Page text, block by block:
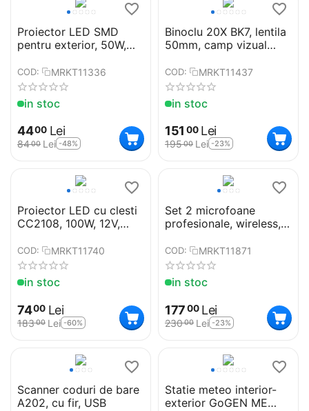
Proiector LED SMD
pentru exterior, 50W,
COD: MRKT11336
in stoc
4400 Lei
8400 Lei -48%
Binoclu 20X BK7, lentila
50mm, camp vizual
COD: MRKT11437
in stoc
151 00 Lei
19500 Lei -23%
Proiector LED cu clesti
CC2108, 100W, 12V,
COD: MRKT11740
in stoc
7400 Lei
18300 Lei -60%
Set 2 microfoane
profesionale, wireless,
COD: MRKT11871
in stoc
17700 Lei
23000 Lei -23%
Scanner coduri de bare
A202, cu fir, USB
Statie meteo interior-
exterior GoGEN ME